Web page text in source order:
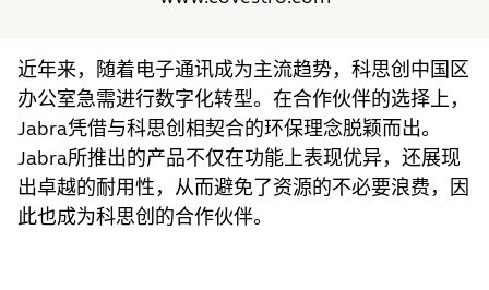
近年来，随着电子通讯成为主流趋势，科思创中国区
办公室急需进行数字化转型。在合作伙伴的选择上，
Jabra凭借与科思创相契合的环保理念脱颖而出。
Jabra所推出的产品不仅在功能上表现优异，还展现
出卓越的耐用性，从而避免了资源的不必要浪费，因
此也成为科思创的合作伙伴。